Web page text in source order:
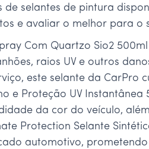
de selantes de pintura
e avaliar o melhor para o
Com Quartzo Sio2
raios UV e outros
este selante da CarPro
e Proteção UV
da cor do veículo,
Protection Selante
automotivo,